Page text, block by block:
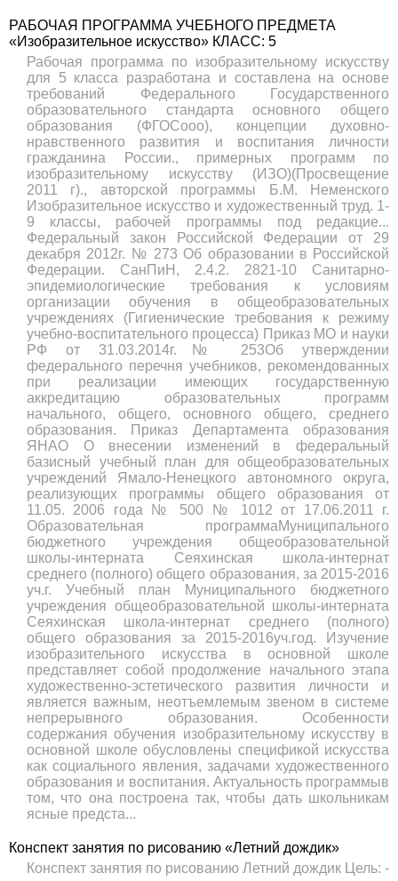
РАБОЧАЯ ПРОГРАММА УЧЕБНОГО ПРЕДМЕТА
«Изобразительное искусство» КЛАСС: 5
Рабочая программа по изобразительному искусству
для 5 класса разработана и составлена на основе
требований Федерального Государственного
образовательного стандарта основного общего
образования (ФГОСооо), концепции духовно-
нравственного развития и воспитания личности
гражданина России., примерных программ по
изобразительному искусству (ИЗО)(Просвещение
2011 г)., авторской программы Б.М. Неменского
Изобразительное искусство и художественный труд. 1-
9 классы, рабочей программы под редакцие...
Федеральный закон Российской Федерации от 29
декабря 2012г. № 273 Об образовании в Российской
Федерации. СанПиН, 2.4.2. 2821-10 Санитарно-
эпидемиологические требования к условиям
организации обучения в общеобразовательных
учреждениях (Гигиенические требования к режиму
учебно-воспитательного процесса) Приказ МО и науки
РФ от 31.03.2014г.№ 253Об утверждении
федерального перечня учебников, рекомендованных
при реализации имеющих государственную
аккредитацию образовательных программ
начального, общего, основного общего, среднего
образования. Приказ Департамента образования
ЯНАО О внесении изменений в федеральный
базисный учебный план для общеобразовательных
учреждений Ямало-Ненецкого автономного округа,
реализующих программы общего образования от
11.05. 2006 года № 500 № 1012 от 17.06.2011 г.
Образовательная программаМуниципального
бюджетного учреждения общеобразовательной
школы-интерната Сеяхинская школа-интернат
среднего (полного) общего образования, за 2015-2016
уч.г. Учебный план Муниципального бюджетного
учреждения общеобразовательной школы-интерната
Сеяхинская школа-интернат среднего (полного)
общего образования за 2015-2016уч.год. Изучение
изобразительного искусства в основной школе
представляет собой продолжение начального этапа
художественно-эстетического развития личности и
является важным, неотъемлемым звеном в системе
непрерывного образования. Особенности
содержания обучения изобразительному искусству в
основной школе обусловлены спецификой искусства
как социального явления, задачами художественного
образования и воспитания. Актуальность программыв
том, что она построена так, чтобы дать школьникам
ясные предста...
Конспект занятия по рисованию «Летний дождик»
Конспект занятия по рисованию Летний дождик Цель: -